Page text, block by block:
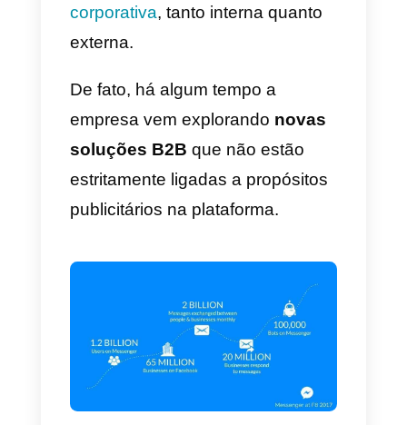
tarde. A ferramenta também
comunicar com seus clientes por
meio de mensagens de voz, bem
como a capacidade de enviar
fotos e vídeos.
Esse novo recurso do
Messenger, juntamente com o
lançamento doWorkplace
WhatsApp Business
se à estratégia do Facebook em